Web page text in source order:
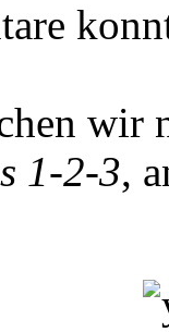
wir
1-2-3,